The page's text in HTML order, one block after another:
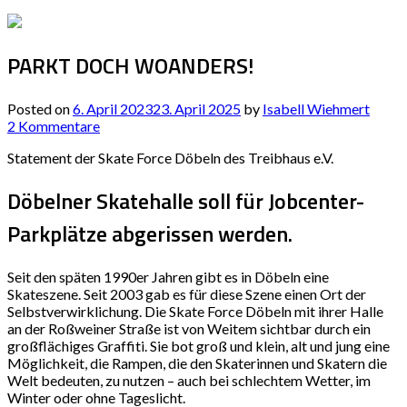
PARKT DOCH WOANDERS!
Posted on6. April 202323. April 2025 by Isabell Wiehmert
2 Kommentare
Statement der Skate Force Döbeln des Treibhaus e.V.
Döbelner Skatehalle soll für Jobcenter-
Parkplätze abgerissen werden.
Seit den späten 1990er Jahren gibt es in Döbeln eine
Skateszene. Seit 2003 gab es für diese Szene einen Ort der
Selbstverwirklichung. Die Skate Force Döbeln mit ihrer Halle
an der Roßweiner Straße ist von Weitem sichtbar durch ein
großflächiges Graffiti. Sie bot groß und klein, alt und jung eine
Möglichkeit, die Rampen, die den Skaterinnen und Skatern die
Welt bedeuten, zu nutzen – auch bei schlechtem Wetter, im
Winter oder ohne Tageslicht.